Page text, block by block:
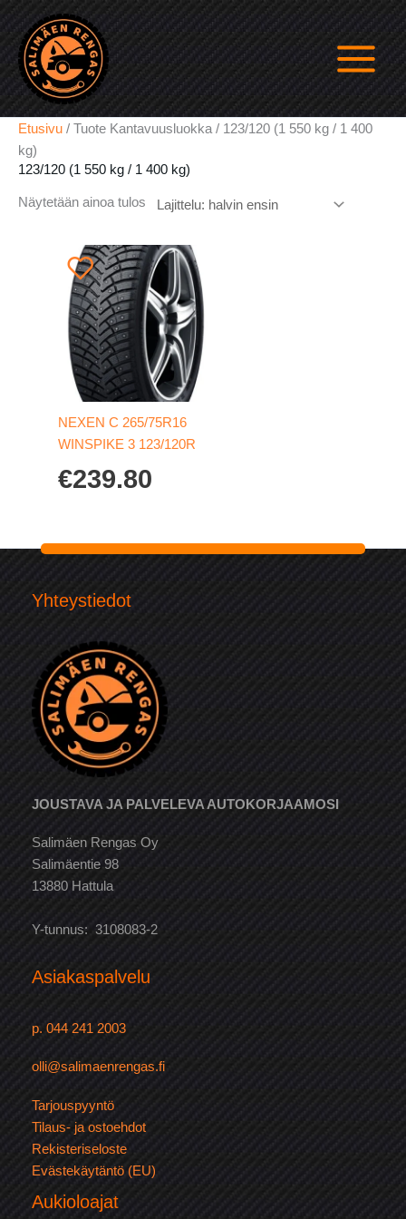
Siirry
sisältöön
Etusivu / Tuote Kantavuusluokka / 123/120 (1 550 kg / 1 400
kg)
123/120 (1 550 kg / 1 400 kg)
Näytetään ainoa tulos
NEXEN C 265/75R16
WINSPIKE 3 123/120R
€239.80
Yhteystiedot
JOUSTAVA JA PALVELEVA AUTOKORJAAMOSI
Salimäen Rengas Oy
Salimäentie 98
13880 Hattula
Y-tunnus: 3108083-2
Asiakaspalvelu
p. 044 241 2003
olli@salimaenrengas.fi
Tarjouspyyntö
Tilaus- ja ostoehdot
Rekisteriseloste
Evästekäytäntö (EU)
Aukioloajat